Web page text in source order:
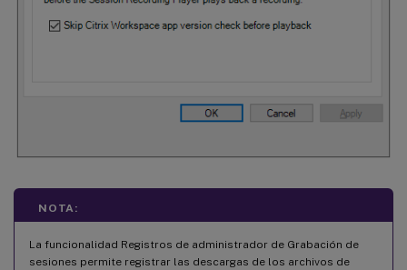
NOTA:
La funcionalidad Registros de administrador de Grabación de
sesiones permite registrar las descargas de los archivos de